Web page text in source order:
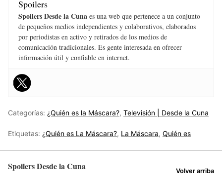
Spoilers
Spoilers Desde la Cuna es una web que pertenece a un conjunto
de pequeños medios independientes y colaborativos, elaborados
por periodistas en activo y retirados de los medios de
comunicación tradicionales. Es gente interesada en ofrecer
información útil y confiable en internet.
Categorías: ¿Quién es la Máscara?, Televisión | Desde la Cuna
Etiquetas: ¿Quién es La Máscara?, La Máscara, Quién es
Spoilers Desde la Cuna Volver arriba